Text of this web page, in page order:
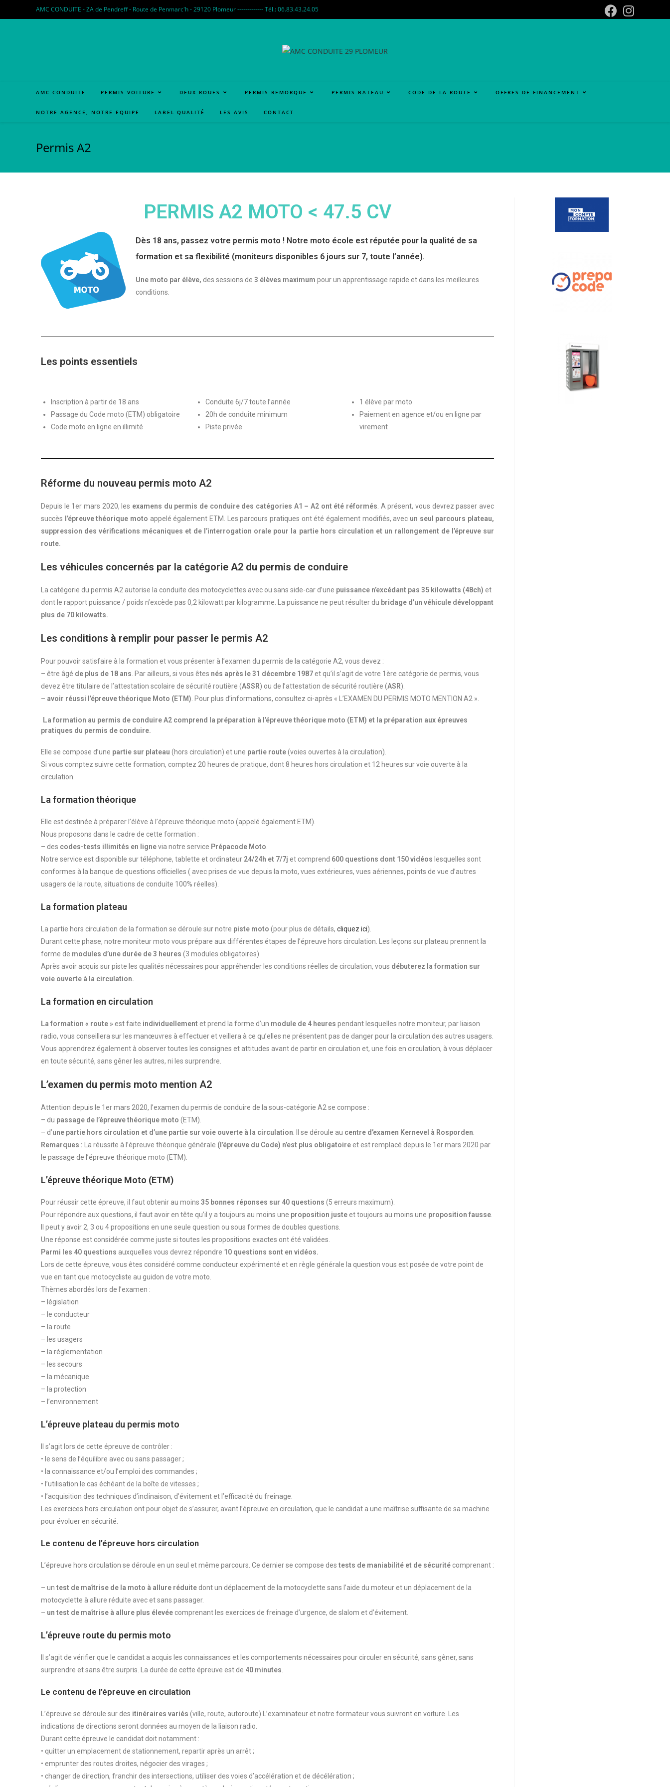
AMC CONDUITE - ZA de Pendreff - Route de Penmarc'h - 29120 Plomeur ------------- Tél.: 06.83.43.24.05
AMC CONDUITE PERMIS VOITURE DEUX ROUES PERMIS REMORQUE PERMIS BATEAU CODE DE LA ROUTE OFFRES DE FINANCEMENT
NOTRE AGENCE, NOTRE EQUIPE LABEL QUALITÉ LES AVIS CONTACT
Permis A2
PERMIS A2 MOTO < 47.5 CV
Dès 18 ans, passez votre permis moto ! Notre moto école est réputée pour la qualité de sa
formation et sa flexibilité (moniteurs disponibles 6 jours sur 7, toute l’année).
Une moto par élève, des sessions de 3 élèves maximum pour un apprentissage rapide et dans les meilleures
conditions.
Les points essentiels
Inscription à partir de 18 ans
Passage du Code moto (ETM) obligatoire
Code moto en ligne en illimité
Conduite 6j/7 toute l’année
20h de conduite minimum
Piste privée
1 élève par moto
Paiement en agence et/ou en ligne par
virement
Réforme du nouveau permis moto A2
Depuis le 1er mars 2020, les examens du permis de conduire des catégories A1 – A2 ont été réformés. A présent, vous devrez passer avec
succès l’épreuve théorique moto appelé également ETM. Les parcours pratiques ont été également modifiés, avec un seul parcours plateau,
suppression des vérifications mécaniques et de l’interrogation orale pour la partie hors circulation et un rallongement de l’épreuve sur
route.
Les véhicules concernés par la catégorie A2 du permis de conduire
La catégorie du permis A2 autorise la conduite des motocyclettes avec ou sans side-car d’une puissance n’excédant pas 35 kilowatts (48ch) et
dont le rapport puissance / poids n’excède pas 0,2 kilowatt par kilogramme. La puissance ne peut résulter du bridage d’un véhicule développant
plus de 70 kilowatts.
Les conditions à remplir pour passer le permis A2
Pour pouvoir satisfaire à la formation et vous présenter à l’examen du permis de la catégorie A2, vous devez :
– être âgé de plus de 18 ans. Par ailleurs, si vous êtes nés après le 31 décembre 1987et qu’il s’agit de votre 1ère catégorie de permis, vous
devez être titulaire de l’attestation scolaire de sécurité routière (ASSR) ou de l’attestation de sécurité routière (ASR).
– avoir réussi l’épreuve théorique Moto (ETM). Pour plus d’informations, consultez ci-après « L’EXAMEN DU PERMIS MOTO MENTION A2 ».
La formation au permis de conduire A2 comprend la préparation à l’épreuve théorique moto (ETM) et la préparation aux épreuves
pratiques du permis de conduire.
Elle se compose d’une partie sur plateau (hors circulation) et une partie route(voies ouvertes à la circulation).
Si vous comptez suivre cette formation, comptez 20 heures de pratique, dont 8 heures hors circulation et 12 heures sur voie ouverte à la
circulation.
La formation théorique
Elle est destinée à préparer l’élève à l’épreuve théorique moto (appelé également ETM).
Nous proposons dans le cadre de cette formation :
– des codes-tests illimités en lignevia notre service Prépacode Moto.
Notre service est disponible sur téléphone, tablette et ordinateur 24/24h et 7/7j et comprend 600 questions dont 150 vidéos lesquelles sont
conformes à la banque de questions officielles ( avec prises de vue depuis la moto, vues extérieures, vues aériennes, points de vue d’autres
usagers de la route, situations de conduite 100% réelles).
La formation plateau
La partie hors circulation de la formation se déroule sur notre piste moto (pour plus de détails, cliquez ici).
Durant cette phase, notre moniteur moto vous prépare aux différentes étapes de l’épreuve hors circulation. Les leçons sur plateau prennent la
forme de modules d’une durée de 3 heures (3 modules obligatoires).
Après avoir acquis sur piste les qualités nécessaires pour appréhender les conditions réelles de circulation, vous débuterez la formation sur
voie ouverte à la circulation.
La formation en circulation
La formation « route »est faite individuellement et prend la forme d’un module de 4 heures pendant lesquelles notre moniteur, par liaison
radio, vous conseillera sur les manœuvres à effectuer et veillera à ce qu’elles ne présentent pas de danger pour la circulation des autres usagers.
Vous apprendrez également à observer toutes les consignes et attitudes avant de partir en circulation et, une fois en circulation, à vous déplacer
en toute sécurité, sans gêner les autres, ni les surprendre.
L’examen du permis moto mention A2
Attention depuis le 1er mars 2020, l’examen du permis de conduire de la sous-catégorie A2 se compose :
– du passage de l’épreuve théorique moto (ETM).
– d’une partie hors circulation et d’une partie sur voie ouverte à la circulation. Il se déroule au centre d’examen Kernevel à Rosporden.
Remarques : La réussite à l’épreuve théorique générale (l’épreuve du Code) n’est plus obligatoireet est remplacé depuis le 1er mars 2020 par
le passage de l’épreuve théorique moto (ETM).
L’épreuve théorique Moto (ETM)
Pour réussir cette épreuve, il faut obtenir au moins 35 bonnes réponses sur 40 questions (5 erreurs maximum).
Pour répondre aux questions, il faut avoir en tête qu’il y a toujours au moins une proposition justeet toujours au moins une proposition fausse.
Il peut y avoir 2, 3 ou 4 propositions en une seule question ou sous formes de doubles questions.
Une réponse est considérée comme juste si toutes les propositions exactes ont été validées.
Parmi les 40 questions auxquelles vous devrez répondre 10 questions sont en vidéos.
Lors de cette épreuve, vous êtes considéré comme conducteur expérimenté et en règle générale la question vous est posée de votre point de
vue en tant que motocycliste au guidon de votre moto.
Thèmes abordés lors de l’examen :
– législation
– le conducteur
– la route
– les usagers
– la réglementation
– les secours
– la mécanique
– la protection
– l’environnement
L’épreuve plateau du permis moto
Il s’agit lors de cette épreuve de contrôler :
• le sens de l’équilibre avec ou sans passager ;
• la connaissance et/ou l’emploi des commandes ;
• l’utilisation le cas échéant de la boîte de vitesses ;
• l’acquisition des techniques d’inclinaison, d’évitement et l’efficacité du freinage.
Les exercices hors circulation ont pour objet de s’assurer, avant l’épreuve en circulation, que le candidat a une maîtrise suffisante de sa machine
pour évoluer en sécurité.
Le contenu de l’épreuve hors circulation
L’épreuve hors circulation se déroule en un seul et même parcours. Ce dernier se compose des tests de maniabilité et de sécurité comprenant :
– un test de maîtrise de la moto à allure réduite dont un déplacement de la motocyclette sans l’aide du moteur et un déplacement de la
motocyclette à allure réduite avec et sans passager.
– un test de maîtrise à allure plus élevée comprenant les exercices de freinage d’urgence, de slalom et d’évitement.
L’épreuve route du permis moto
Il s’agit de vérifier que le candidat a acquis les connaissances et les comportements nécessaires pour circuler en sécurité, sans gêner, sans
surprendre et sans être surpris. La durée de cette épreuve est de 40 minutes.
Le contenu de l’épreuve en circulation
L’épreuve se déroule sur des itinéraires variés (ville, route, autoroute) L’examinateur et notre formateur vous suivront en voiture. Les
indications de directions seront données au moyen de la liaison radio.
Durant cette épreuve le candidat doit notamment :
• quitter un emplacement de stationnement, repartir après un arrêt ;
• emprunter des routes droites, négocier des virages ;
• changer de direction, franchir des intersections, utiliser des voies d’accélération et de décélération ;